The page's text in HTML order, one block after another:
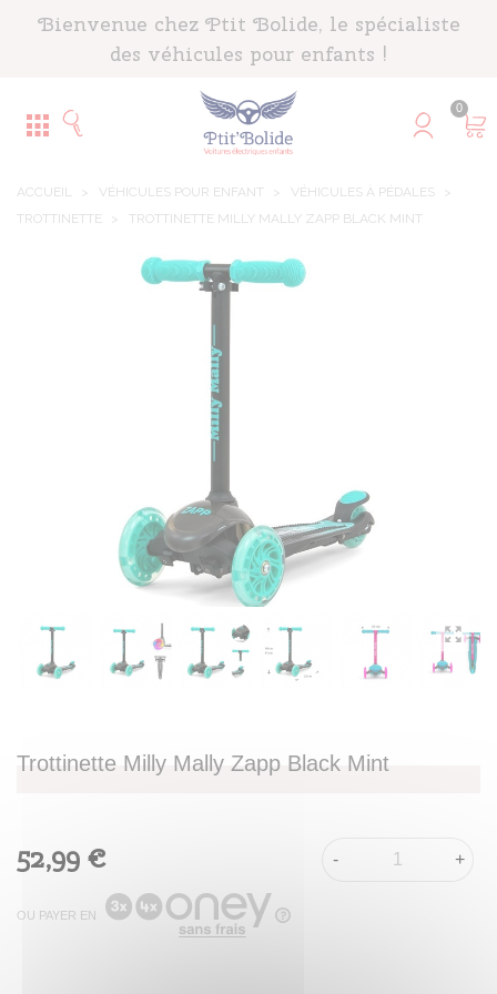
Bienvenue chez Ptit Bolide, le spécialiste
des véhicules pour enfants !
0
ACCUEIL > VÉHICULES POUR ENFANT > VÉHICULES À PÉDALES
>
TROTTINETTE
> TROTTINETTE MILLY MALLY ZAPP BLACK MINT
Trottinette Milly Mally Zapp Black Mint
52,99 €
OU PAYER EN
- +